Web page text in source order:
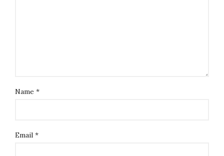
Name*
Email*